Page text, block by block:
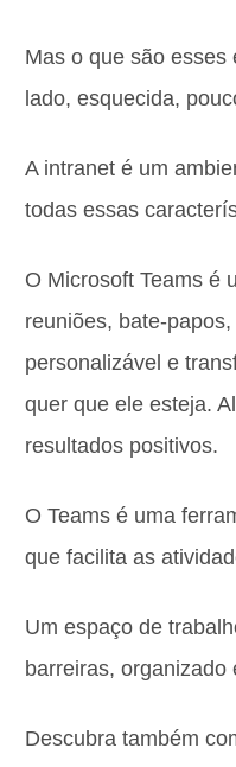
Mas o que são
lado, esquecida,
A intranet é um
todas essas
O Microsoft Teams é
reuniões, bate-
personalizável e
quer que ele esteja.
resultados positivos.
O Teams é uma
que facilita as
Um espaço de
barreiras,
Descubra também